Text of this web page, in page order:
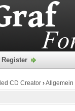
Register
CD Creator ›Allgemein